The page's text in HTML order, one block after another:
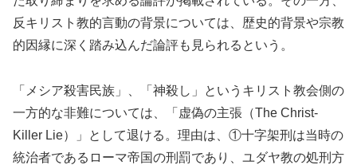
反キリスト教的言動の背景については、歴史的背景や宗教
的因縁に深く踏み込んだ論評も見られるという。
「メシア殺害民族」、「神殺し」というキリスト教会側の
一方的な非難については、「虚偽の主張（The Christ-
Killer Lie）」として退ける。理由は、①十字架刑は当時の
統治者であるローマ帝国の刑罰であり、ユダヤ教の処刑方